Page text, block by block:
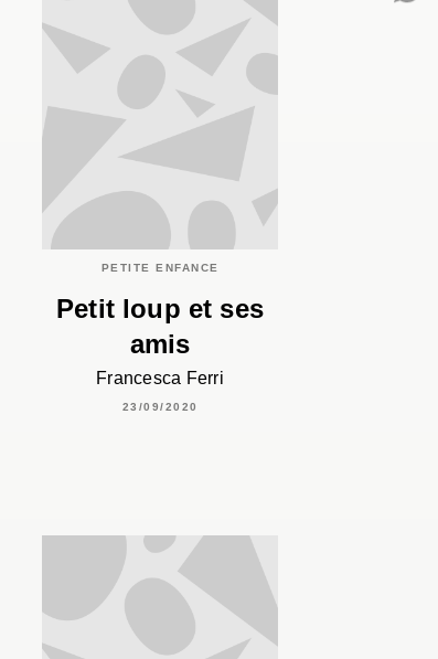
PETITE ENFANCE
Petit loup et ses
amis
Francesca Ferri
23/09/2020